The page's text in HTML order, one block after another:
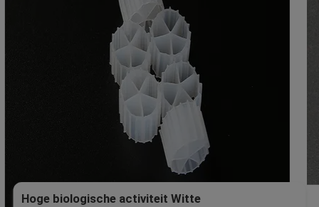
Hoge biologische activiteit Witte